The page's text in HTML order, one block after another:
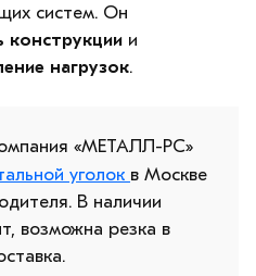
систем. Он
конструкции и
нагрузок.
«МЕТАЛЛ-РС»
уголок в Москве
В наличии
возможна резка в